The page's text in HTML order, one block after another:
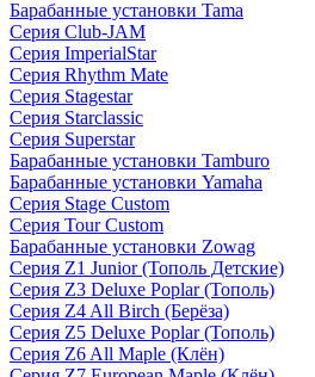
Барабанные установки Tama
Серия Club-JAM
Серия ImperialStar
Серия Rhythm Mate
Серия Stagestar
Серия Starclassic
Серия Superstar
Барабанные установки Tamburo
Барабанные установки Yamaha
Серия Stage Custom
Серия Tour Custom
Барабанные установки Zowag
Серия Z1 Junior (Тополь Детские)
Серия Z3 Deluxe Poplar (Тополь)
Серия Z4 All Birch (Берёза)
Серия Z5 Deluxe Poplar (Тополь)
Серия Z6 All Maple (Клён)